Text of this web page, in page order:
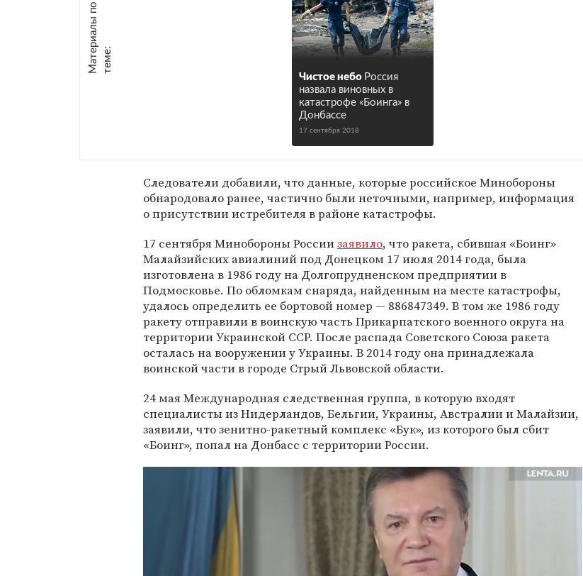
М
а
т е
р
и
а
л
ы
п
о
т
е
м
е :
Чистое небо Россия
назвала виновных в
катастрофе «Боинга» в
Донбассе
17 сентября 2018
Следователи добавили, что данные, которые российское Минобороны
обнародовало ранее, частично были неточными, например, информация
о присутствии истребителя в районе катастрофы.
17 сентября Минобороны Россиизаявило, что ракета, сбившая «Боинг»
Малайзийских авиалиний под Донецком 17 июля 2014 года, была
изготовлена в 1986 году на Долгопрудненском предприятии в
Подмосковье. По обломкам снаряда, найденным на месте катастрофы,
удалось определить ее бортовой номер — 886847349. В том же 1986 году
ракету отправили в воинскую часть Прикарпатского военного округа на
территории Украинской ССР. После распада Советского Союза ракета
осталась на вооружении у Украины. В 2014 году она принадлежала
воинской части в городе Стрый Львовской области.
24 мая Международная следственная группа, в которую входят
специалисты из Нидерландов, Бельгии, Украины, Австралии и Малайзии,
заявили, что зенитно-ракетный комплекс «Бук», из которого был сбит
«Боинг», попал на Донбасс с территории России.